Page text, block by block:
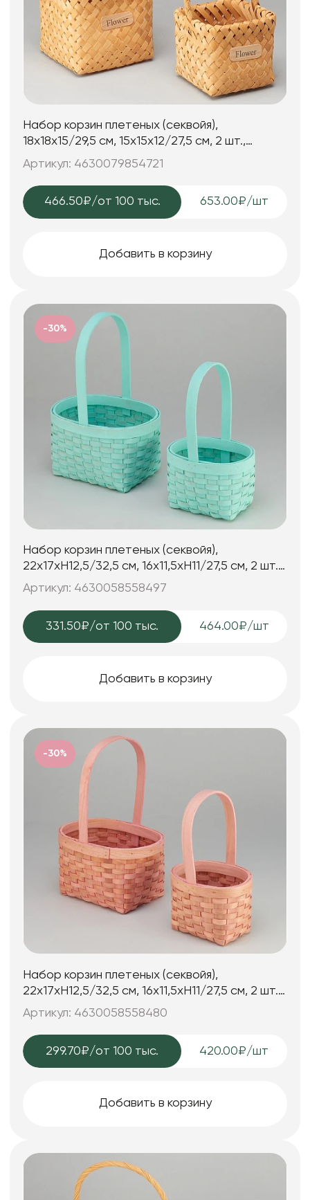
Набор корзин плетеных (секвойя),
18х18х15/29,5 см, 15х15х12/27,5 см, 2 шт.,
натуральный
Артикул: 4630079854721
466.50₽/от 100 тыс. 653.00₽/шт
Добавить в корзину
-30%
Набор корзин плетеных (секвойя),
22х17хH12,5/32,5 см, 16х11,5хH11/27,5 см, 2 шт.,
зеленый
Артикул: 4630058558497
331.50₽/от 100 тыс. 464.00₽/шт
Добавить в корзину
-30%
Набор корзин плетеных (секвойя),
22х17хH12,5/32,5 см, 16х11,5хH11/27,5 см, 2 шт.,
розовый
Артикул: 4630058558480
299.70₽/от 100 тыс. 420.00₽/шт
Добавить в корзину